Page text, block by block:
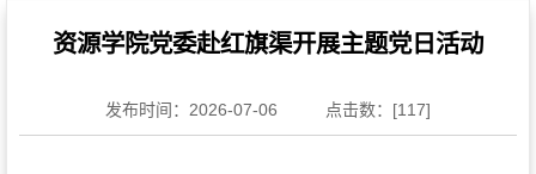
资源学院党委赴红旗渠开展主题党日活动
发布时间：2026-07-06 点击数：[117]